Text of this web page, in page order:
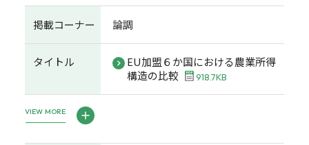
掲載コーナー 論調
タイトル
EU加盟６か国における農業所得
構造の比較
918.7KB
VIEW MORE